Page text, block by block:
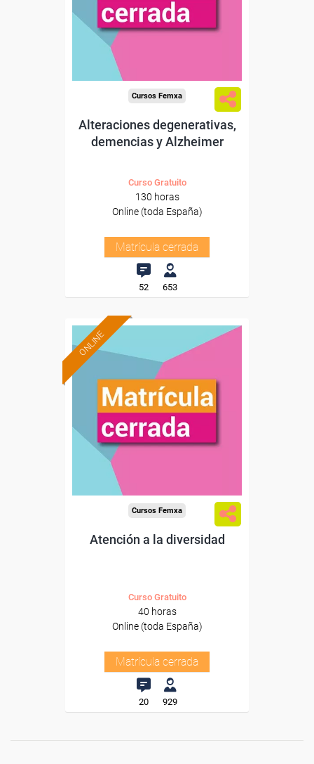
Cursos Femxa
Alteraciones degenerativas,
demencias y Alzheimer
Curso Gratuito
130 horas
Online (toda España)
Matrícula cerrada
52 653
ONLINE
Cursos Femxa
Atención a la diversidad
Curso Gratuito
40 horas
Online (toda España)
Matrícula cerrada
20 929